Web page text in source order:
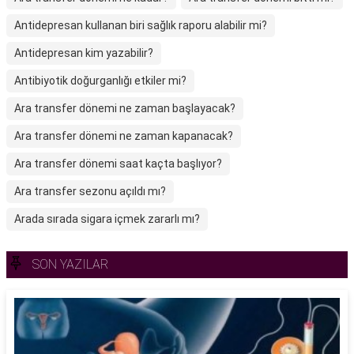
Antidepresan kullanan biri sağlık raporu alabilir mi?
Antidepresan kim yazabilir?
Antibiyotik doğurganlığı etkiler mi?
Ara transfer dönemi ne zaman başlayacak?
Ara transfer dönemi ne zaman kapanacak?
Ara transfer dönemi saat kaçta başlıyor?
Ara transfer sezonu açıldı mı?
Arada sırada sigara içmek zararlı mı?
SON YAZILAR